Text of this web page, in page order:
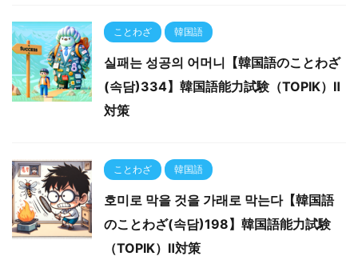
ことわざ 韓国語
실패는 성공의 어머니【韓国語のことわざ
(속담)334】韓国語能力試験（TOPIK）Ⅱ
対策
ことわざ 韓国語
호미로 막을 것을 가래로 막는다【韓国語
のことわざ(속담)198】韓国語能力試験
（TOPIK）Ⅱ対策